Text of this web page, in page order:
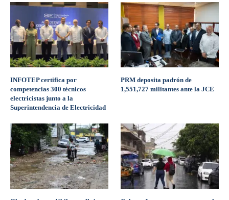
INFOTEP certifica por
competencias 300 técnicos
electricistas junto a la
Superintendencia de Electricidad
PRM deposita padrón de
1,551,727 militantes ante la JCE